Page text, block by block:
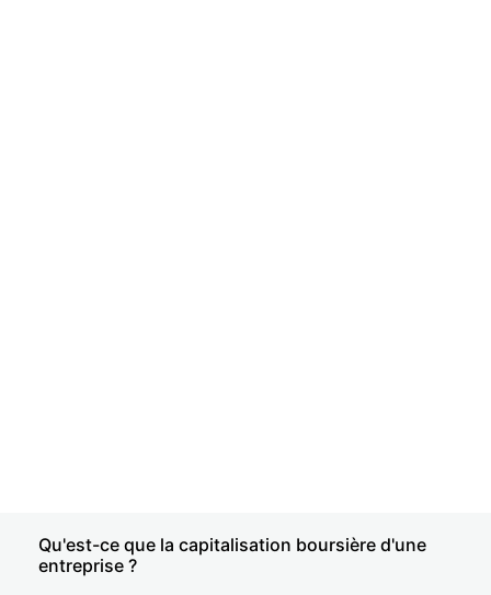
Qu'est-ce que la capitalisation boursière d'une
entreprise ?